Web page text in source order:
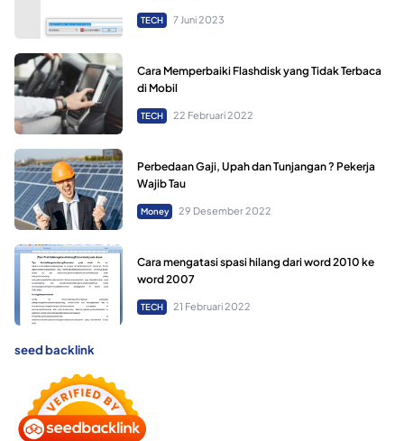
TECH 7 Juni 2023
Cara Memperbaiki Flashdisk yang Tidak Terbaca
di Mobil
TECH 22 Februari 2022
Perbedaan Gaji, Upah dan Tunjangan ? Pekerja
Wajib Tau
Money 29 Desember 2022
Cara mengatasi spasi hilang dari word 2010 ke
word 2007
TECH 21 Februari 2022
seed backlink